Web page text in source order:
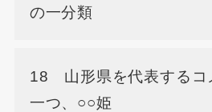
の一分類
18 山形県を代表するコ
一つ、○○姫